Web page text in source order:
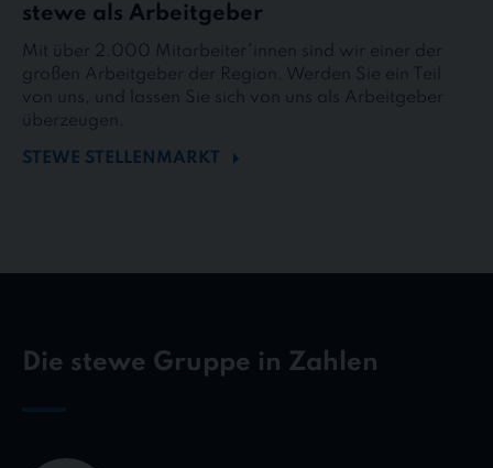
stewe als Arbeitgeber
Mit über 2.000 Mitarbeiter*innen sind wir einer der
großen Arbeitgeber der Region. Werden Sie ein Teil
von uns, und lassen Sie sich von uns als Arbeitgeber
überzeugen.
STEWE STELLENMARKT
Die stewe Gruppe in Zahlen